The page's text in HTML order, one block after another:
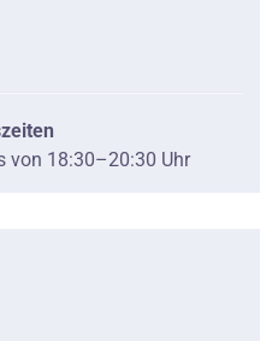
von 18:30–20:30 Uhr